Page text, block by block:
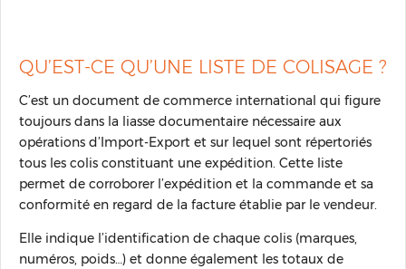
QU’EST-CE QU’UNE LISTE DE COLISAGE ?
C’est un document de commerce international qui figure
toujours dans la liasse documentaire nécessaire aux
opérations d’Import-Export et sur lequel sont répertoriés
tous les colis constituant une expédition. Cette liste
permet de corroborer l’expédition et la commande et sa
conformité en regard de la facture établie par le vendeur.
Elle indique l’identification de chaque colis (marques,
numéros, poids…) et donne également les totaux de